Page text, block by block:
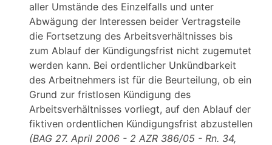
aller Umstände des Einzelfalls und unter
Abwägung der Interessen beider Vertragsteile
die Fortsetzung des Arbeitsverhältnisses bis
zum Ablauf der Kündigungsfrist nicht zugemutet
werden kann. Bei ordentlicher Unkündbarkeit
des Arbeitnehmers ist für die Beurteilung, ob ein
Grund zur fristlosen Kündigung des
Arbeitsverhältnisses vorliegt, auf den Ablauf der
fiktiven ordentlichen Kündigungsfrist abzustellen
(BAG 27. April 2006 - 2 AZR 386/05 - Rn. 34,